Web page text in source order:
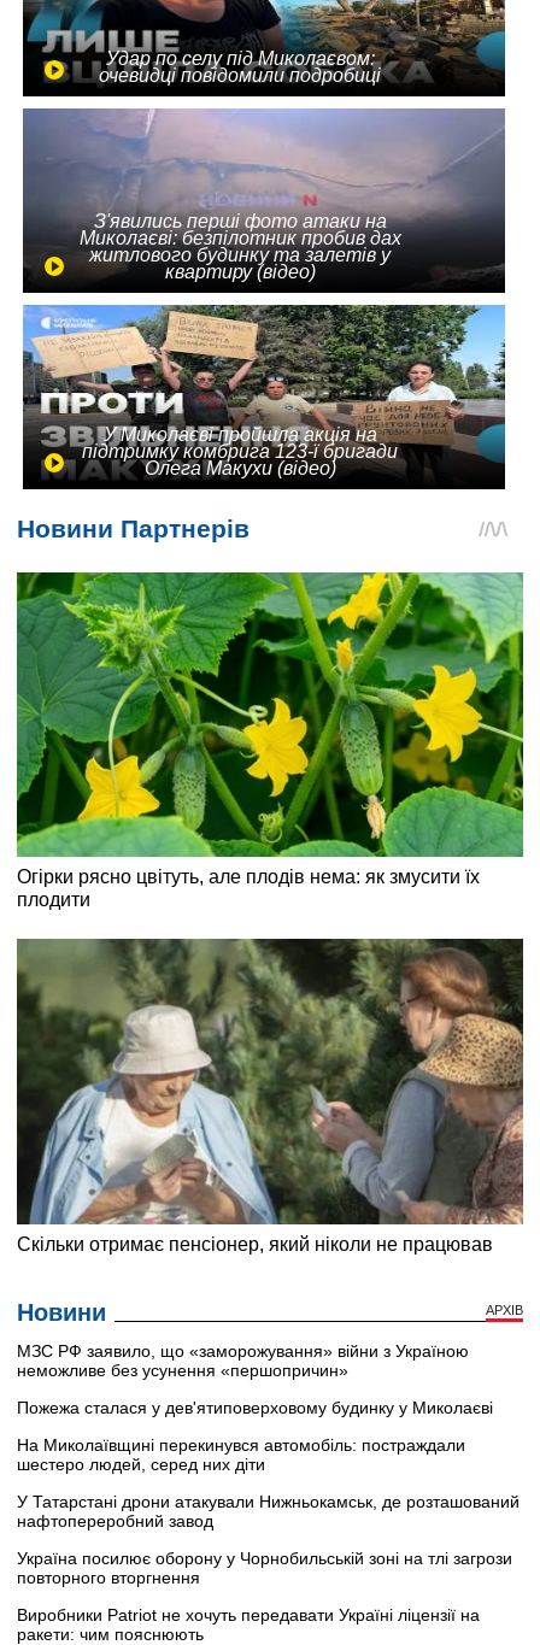
Удар по селу під Миколаєвом:
очевидці повідомили подробиці
З'явились перші фото атаки на
Миколаєві: безпілотник пробив дах
житлового будинку та залетів у
квартиру (відео)
У Миколаєві пройшла акція на
підтримку комбрига 123-ї бригади
Олега Макухи (відео)
Новини АРХІВ
МЗС РФ заявило, що «заморожування» війни з Україною
неможливе без усунення «першопричин»
Пожежа сталася у дев'ятиповерховому будинку у Миколаєві
На Миколаївщині перекинувся автомобіль: постраждали
шестеро людей, серед них діти
У Татарстані дрони атакували Нижньокамськ, де розташований
нафтопереробний завод
Україна посилює оборону у Чорнобильській зоні на тлі загрози
повторного вторгнення
Виробники Patriot не хочуть передавати Україні ліцензії на
ракети: чим пояснюють